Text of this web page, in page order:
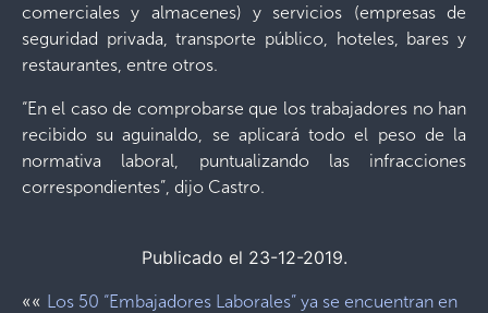
comerciales y almacenes) y servicios (empresas de
seguridad privada, transporte público, hoteles, bares y
restaurantes, entre otros.
“En el caso de comprobarse que los trabajadores no han
recibido su aguinaldo, se aplicará todo el peso de la
normativa laboral, puntualizando las infracciones
correspondientes”, dijo Castro.
Publicado el 23-12-2019.
«« Los 50 “Embajadores Laborales” ya se encuentran en